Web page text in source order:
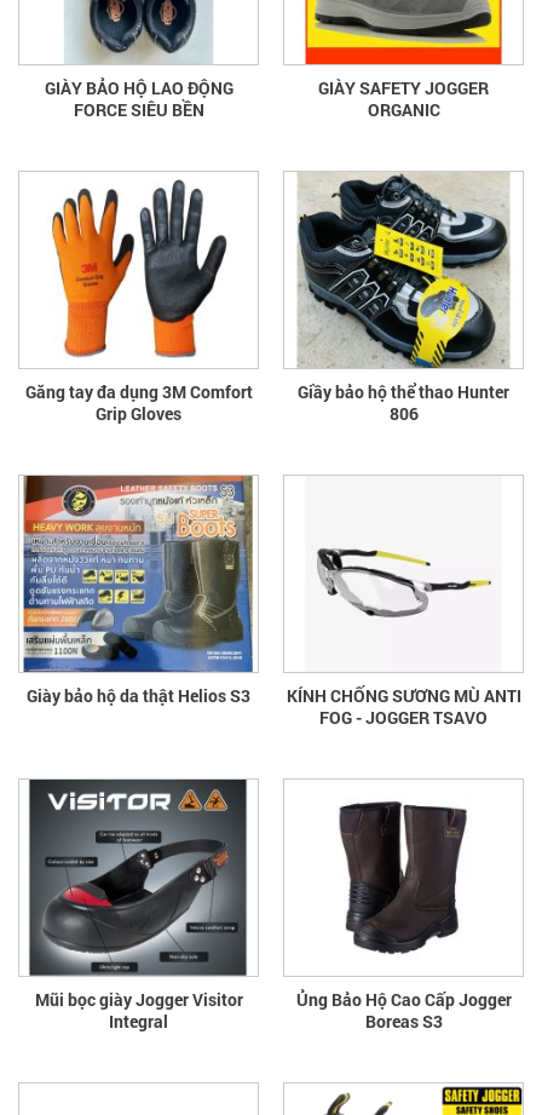
GIÀY BẢO HỘ LAO ĐỘNG
FORCE SIÊU BỀN
GIÀY SAFETY JOGGER
ORGANIC
Găng tay đa dụng 3M Comfort
Grip Gloves
Giầy bảo hộ thể thao Hunter
806
Giày bảo hộ da thật Helios S3
KÍNH CHỐNG SƯƠNG MÙ ANTI
FOG - JOGGER TSAVO
Mũi bọc giày Jogger Visitor
Integral
Ủng Bảo Hộ Cao Cấp Jogger
Boreas S3